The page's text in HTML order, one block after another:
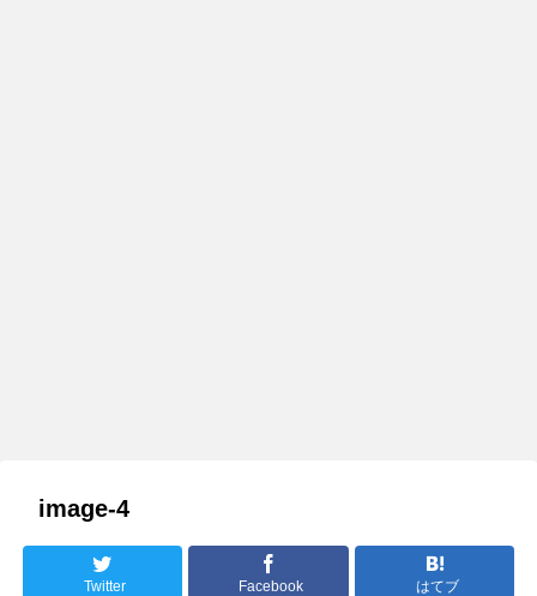
image-4
Twitter Facebook はてブ